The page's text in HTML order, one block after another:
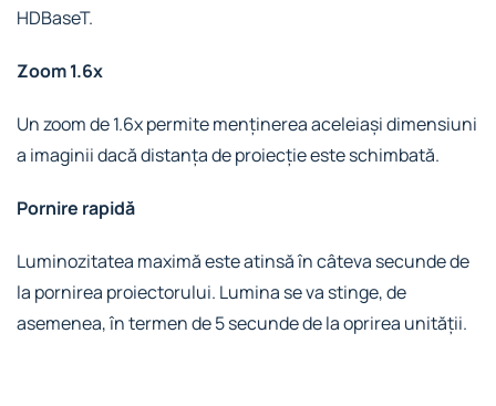
HDBaseT.
Zoom 1.6x
Un zoom de 1.6x permite menținerea aceleiași dimensiuni
a imaginii dacă distanța de proiecție este schimbată.
Pornire rapidă
Luminozitatea maximă este atinsă în câteva secunde de
la pornirea proiectorului. Lumina se va stinge, de
asemenea, în termen de 5 secunde de la oprirea unității.